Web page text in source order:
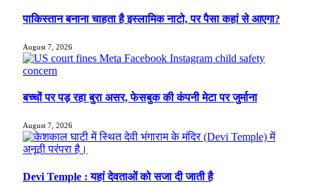
पाकिस्तान बनाना चाहता है इस्लामिक नाटो, पर पैसा कहां से आएगा?
August 7, 2026
बच्चों पर पड़ रहा बुरा असर, फेसबुक की कंपनी मेटा पर जुर्माना
August 7, 2026
Devi Temple : यहां देवताओं को सजा दी जाती है